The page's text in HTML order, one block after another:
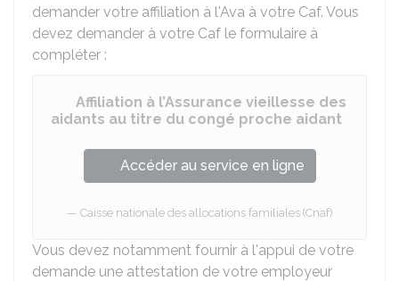
demander votre affiliation à l'Ava à votre Caf. Vous
devez demander à votre Caf le formulaire à
compléter :
Affiliation à l’Assurance vieillesse des
aidants au titre du congé proche aidant
Accéder au service en ligne
Caisse nationale des allocations familiales (Cnaf)
Vous devez notamment fournir à l'appui de votre
demande une attestation de votre employeur